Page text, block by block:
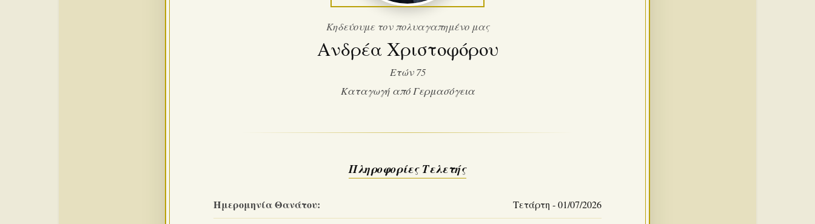
Κηδεύουμε τον πολυαγαπημένο μας
Ανδρέα Χριστοφόρου
Ετών 75
Καταγωγή από Γερμασόγεια
Πληροφορίες Τελετής
Ημερομηνία Θανάτου: Τετάρτη - 01/07/2026